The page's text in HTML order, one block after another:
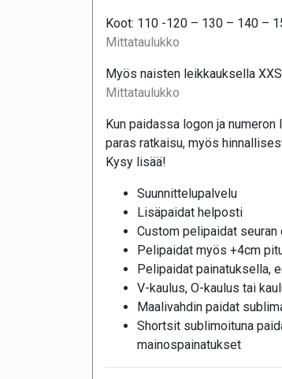
Koot: 110 -120 – 130 – 140 –
Mittataulukko
Myös naisten leikkauksella
Mittataulukko
Kun paidassa logon ja
paras ratkaisu, myös
Kysy lisää!
Suunnittelupalvelu
Lisäpaidat helposti
Custom pelipaidat
Pelipaidat myös +4cm
Pelipaidat painatuksella,
V-kaulus, O-kaulus tai
Maalivahdin paidat
Shortsit sublimoituna
mainospainatukset